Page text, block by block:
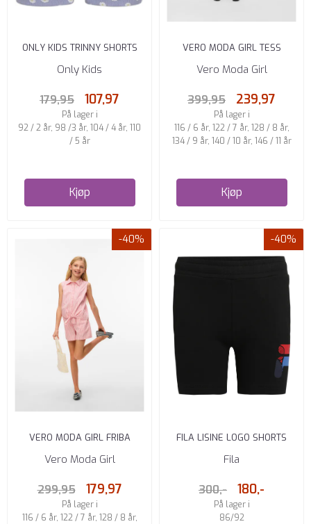
ONLY KIDS TRINNY SHORTS
SLIM FIT SWEET LAVENDER ...
Only Kids
179,95 107,97
På lager i
92 / 2 år, 98 /3 år, 104 / 4 år, 110
/ 5 år
Kjøp
VERO MODA GIRL TESS
SHORTS LOOSE FIT LIGHT
Vero Moda Girl
399,95 239,97
På lager i
116 / 6 år, 122 / 7 år, 128 / 8 år,
134 / 9 år, 140 / 10 år, 146 / 11 år
Kjøp
-40%
VERO MODA GIRL FRIBA
SHORTS REGULAR FIT ...
Vero Moda Girl
299,95 179,97
På lager i
116 / 6 år, 122 / 7 år, 128 / 8 år,
-40%
FILA LISINE LOGO SHORTS
BLACK
Fila
300,- 180,-
På lager i
86/92